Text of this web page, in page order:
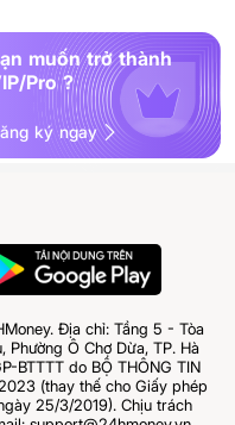
muốn trở thành
Pro ?
ký ngay
Địa chỉ: Tầng 5 - Tòa
Phường Ô Chợ Dừa, TP. Hà
BTTTT do BỘ THÔNG TIN
(thay thế cho Giấy phép
25/3/2019). Chịu trách